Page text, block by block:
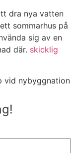
dra nya vatten
sommarhus på
sig av en
där. skicklig